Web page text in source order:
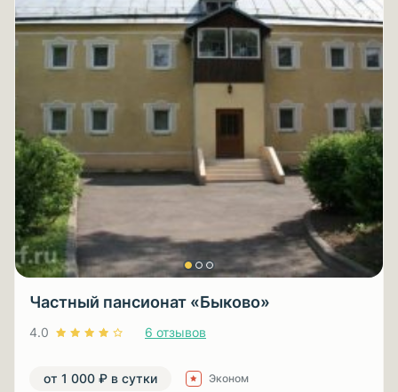
Частный пансионат «Быково»
4.0 6 отзывов
от 1 000 ₽ в сутки Эконом